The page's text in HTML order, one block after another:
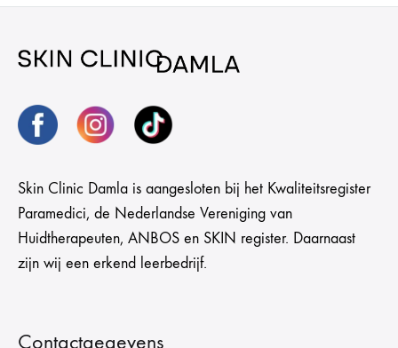
Skin Clinic Damla is aangesloten bij het Kwaliteitsregister
Paramedici, de Nederlandse Vereniging van
Huidtherapeuten, ANBOS en SKIN register. Daarnaast
zijn wij een erkend leerbedrijf.
Contactgegevens